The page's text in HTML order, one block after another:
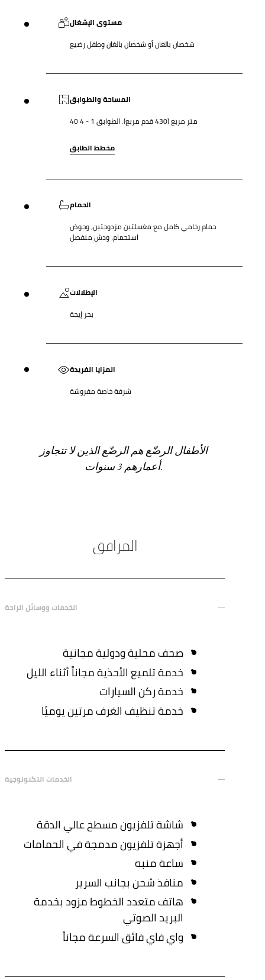
مستوى الإشغال
شخصان بالغان أو شخصان بالغان وطفل رضيع
المساحة والطوابق
40 متر مربع (430 قدم مربع). الطوابق 1 - 4
مخطط الطابق
الحمام
حمام رخامي كامل مع مغسلتين مزدوجتين، وحوض
استحمام، ودش منفصل
الإطلالات
بحر إيجة
المزايا الفريدة
شرفة خاصة مفروشة
الأطفال الرضّع هم الرضّع الذين لا تتجاوز
أعمارهم 3 سنوات.
المرافق
الخدمات ووسائل الراحة
صحف محلية ودولية مجانية
خدمة تلميع الأحذية مجاناً أثناء الليل
خدمة ركن السيارات
خدمة تنظيف الغرف مرتين يوميًا
الخدمات التكنولوجية
شاشة تلفزيون مسطح عالي الدقة
أجهزة تلفزيون مدمجة في الحمامات
ساعة منبه
منافذ شحن بجانب السرير
هاتف متعدد الخطوط مزود بخدمة
البريد الصوتي
واي فاي فائق السرعة مجاناً